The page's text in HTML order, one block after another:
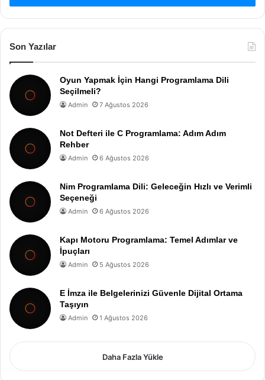
Son Yazılar
Oyun Yapmak İçin Hangi Programlama Dili
Seçilmeli?
Admin 7 Ağustos 2026
Not Defteri ile C Programlama: Adım Adım
Rehber
Admin 6 Ağustos 2026
Nim Programlama Dili: Geleceğin Hızlı ve Verimli
Seçeneği
Admin 6 Ağustos 2026
Kapı Motoru Programlama: Temel Adımlar ve
İpuçları
Admin 5 Ağustos 2026
E İmza ile Belgelerinizi Güvenle Dijital Ortama
Taşıyın
Admin 1 Ağustos 2026
Daha Fazla Yükle